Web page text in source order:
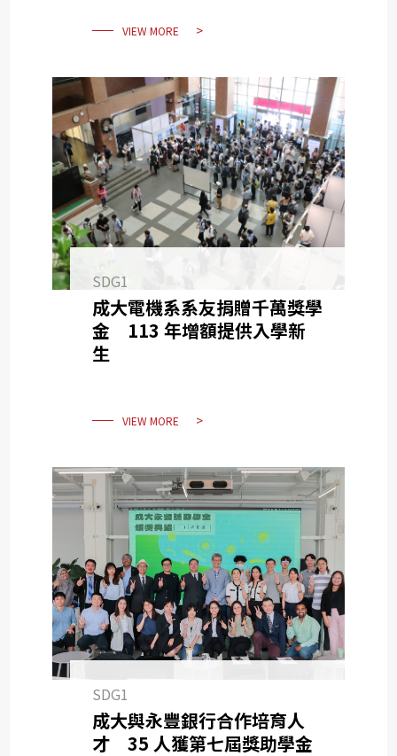
VIEW MORE
SDG1
成大電機系系友捐贈千萬獎學
金 113 年增額提供入學新
生
VIEW MORE
SDG1
成大與永豐銀行合作培育人
才 35 人獲第七屆獎助學金